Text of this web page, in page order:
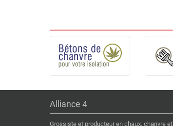
Alliance 4
Grossiste et producteur en chaux, chanvre et